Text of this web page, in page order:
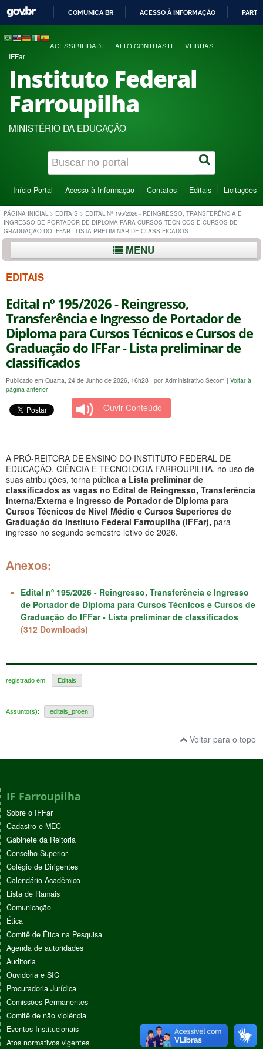
COMUNICA BR ACESSO À INFORMAÇÃO
ACESSIBILIDADE ALTO CONTRASTE VLIBRAS
IFFar
Instituto Federal
Farroupilha
MINISTÉRIO DA EDUCAÇÃO
Início Portal Acesso à Informação Contatos Editais Licitações
PÁGINA INICIAL > EDITAIS > EDITAL Nº 195/2026 - REINGRESSO, TRANSFERÊNCIA E
INGRESSO DE PORTADOR DE DIPLOMA PARA CURSOS TÉCNICOS E CURSOS DE
GRADUAÇÃO DO IFFAR - LISTA PRELIMINAR DE CLASSIFICADOS
MENU
EDITAIS
Edital nº 195/2026 - Reingresso,
Transferência e Ingresso de Portador de
Diploma para Cursos Técnicos e Cursos de
Graduação do IFFar - Lista preliminar de
classificados
Publicado em Quarta, 24 de Junho de 2026, 16h28 | por Administrativo Secom | Voltar à
página anterior
Ouvir Conteúdo
A PRÓ-REITORA DE ENSINO DO INSTITUTO FEDERAL DE
EDUCAÇÃO, CIÊNCIA E TECNOLOGIA FARROUPILHA, no uso de
suas atribuições, torna pública a Lista preliminar de
classificados as vagas no Edital de Reingresso, Transferência
Interna/Externa e Ingresso de Portador de Diploma para
Cursos Técnicos de Nível Médio e Cursos Superiores de
Graduação do Instituto Federal Farroupilha (IFFar), para
ingresso no segundo semestre letivo de 2026.
Anexos:
Edital nº 195/2026 - Reingresso, Transferência e Ingresso
de Portador de Diploma para Cursos Técnicos e Cursos de
Graduação do IFFar - Lista preliminar de classificados
(312 Downloads)
registrado em: Editais
Assunto(s): editais_proen
Voltar para o topo
IF Farroupilha
Sobre o IFFar
Cadastro e-MEC
Gabinete da Reitoria
Conselho Superior
Colégio de Dirigentes
Calendário Acadêmico
Lista de Ramais
Comunicação
Ética
Comitê de Ética na Pesquisa
Agenda de autoridades
Auditoria
Ouvidoria e SIC
Procuradoria Jurídica
Comissões Permanentes
Comitê de não violência
Eventos Institucionais
Atos normativos vigentes